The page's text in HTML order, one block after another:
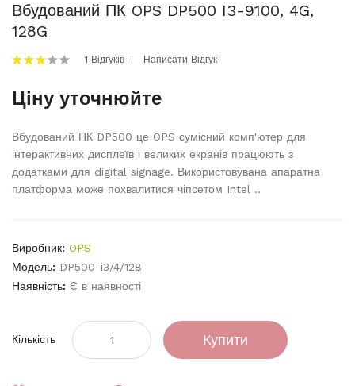
Вбудований ПК OPS DP500 I3-9100, 4G,
128G
1 Відгуків Написати Відгук
Ціну уточнюйте
Вбудований ПК DP500 це OPS сумісний комп'ютер для
інтерактивних дисплеїв і великих екранів працюють з
додатками для digital signage. Використовувана апаратна
платформа може похвалитися чіпсетом Intel ..
Виробник: OPS
Модель: DP500-i3/4/128
Наявність: Є в наявності
Кількість Купити